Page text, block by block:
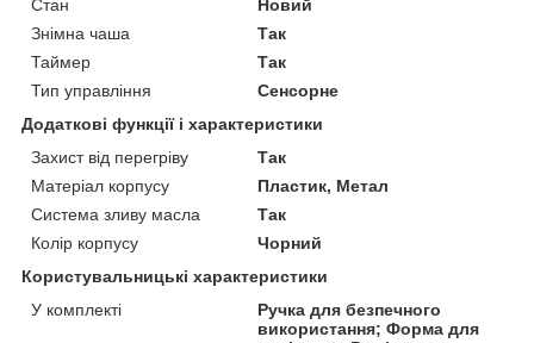
Стан
Новий
Знімна чаша
Так
Таймер
Так
Тип управління
Сенсорне
Додаткові функції і характеристики
Захист від перегріву
Так
Матеріал корпусу
Пластик, Метал
Система зливу масла
Так
Колір корпусу
Чорний
Користувальницькі характеристики
У комплекті
Ручка для безпечного
використання; Форма для